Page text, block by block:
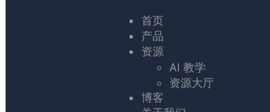
首页
产品
资源
AI 教学
资源大厅
博客